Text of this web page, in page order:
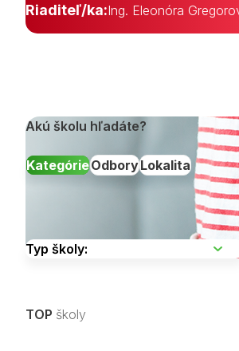
Riaditeľ/ka:Ing. Eleonóra
Akú školu hľadáte?
KategórieOdboryLokalita
TOP školy